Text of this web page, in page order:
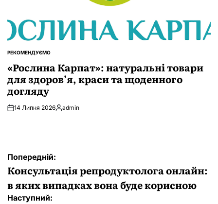
ОПУБЛІКУВАТИ
РЕКОМЕНДУЄМО
«Рослина Карпат»: натуральні товари
для здоров’я, краси та щоденного
догляду
14 Липня 2026Опубліковано
admin
Навігація
записів
Попередній:
Консультація репродуктолога онлайн:
в яких випадках вона буде корисною
Наступний: